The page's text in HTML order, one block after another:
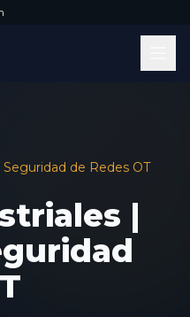
de Redes OT
|